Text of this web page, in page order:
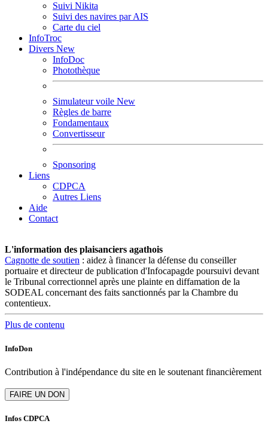
Suivi Nikita
Suivi des navires par AIS
Carte du ciel
InfoTroc
Divers New
InfoDoc
Photothèque
Simulateur voile New
Règles de barre
Fondamentaux
Convertisseur
Sponsoring
Liens
CDPCA
Autres Liens
Aide
Contact
L'information des plaisanciers agathois
Cagnotte de soutien : aidez à financer la défense du conseiller
portuaire et directeur de publication d'Infocapagde poursuivi devant
le Tribunal correctionnel après une plainte en diffamation de la
SODEAL concernant des faits sanctionnés par la Chambre du
contentieux.
Plus de contenu
InfoDon
Contribution à l'indépendance du site en le soutenant financièrement
Infos CDPCA